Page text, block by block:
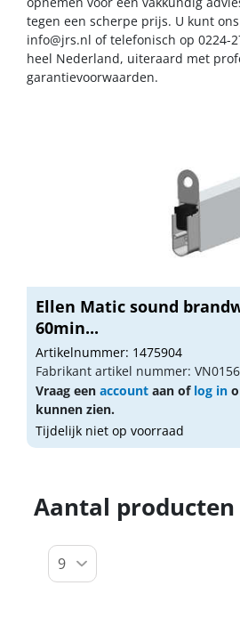
tegen een scherpe prijs. U kunt
info@jrs.nl of telefonisch op 0224-
heel Nederland, uiteraard met
garantievoorwaarden.
Ellen Matic sound
60min...
Artikelnummer: 1475904
Fabrikant artikel nummer:
Vraag een account aan of log in
kunnen zien.
Tijdelijk niet op voorraad
Aantal